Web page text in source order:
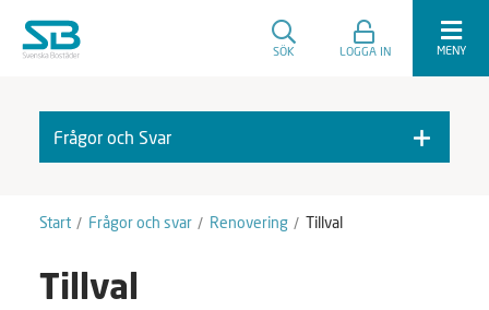
SÖK LOGGA IN MENY
Frågor och Svar
å
m
Start Frågor och svar Renovering Tillval
Tillval